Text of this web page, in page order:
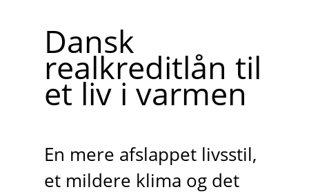
Dansk
realkreditlån til
et liv i varmen
En mere afslappet livsstil,
et mildere klima og det